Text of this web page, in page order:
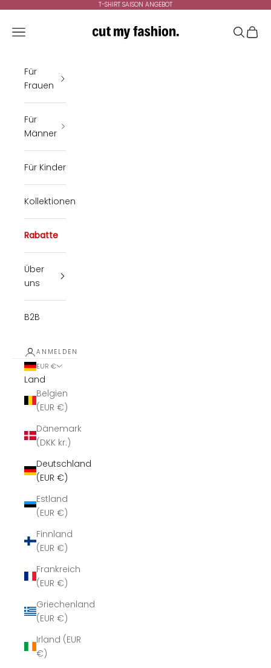
T-SHIRT SAISON ANGEBOT
cutmyfashion
Menü Suchen
Für
Frauen
Für
Männer
Für Kinder
Kollektionen
Rabatte
Über
uns
B2B
ANMELDEN
EUR €
Land
Belgien
(EUR €)
Dänemark
(DKK kr.)
Deutschland
(EUR €)
Estland
(EUR €)
Finnland
(EUR €)
Frankreich
(EUR €)
Griechenland
(EUR €)
Irland (EUR
€)